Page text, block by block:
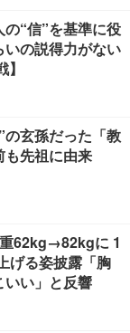
“信”を基準に役
の説得力がない
の玄孫だった「教
も先祖に由来
62kg→82kgに 1
げる姿披露「胸
いい」と反響